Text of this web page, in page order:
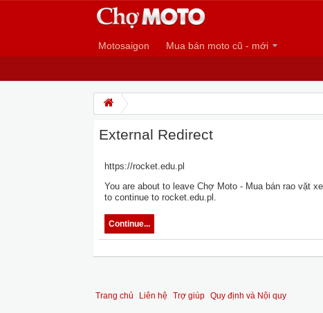
Motosaigon Mua bán moto cũ - mới
External Redirect
https://rocket.edu.pl
You are about to leave Chợ Moto - Mua bán rao vặt
to continue to rocket.edu.pl.
Continue...
Trang chủ Liên hệ Trợ giúp Quy định và Nội quy